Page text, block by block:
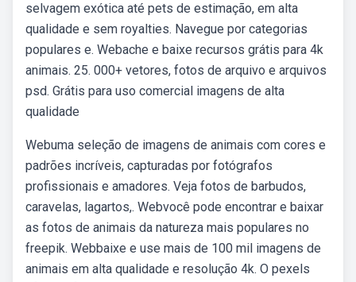
selvagem exótica até pets de estimação, em alta
qualidade e sem royalties. Navegue por categorias
populares e. Webache e baixe recursos grátis para 4k
animais. 25. 000+ vetores, fotos de arquivo e arquivos
psd. Grátis para uso comercial imagens de alta
qualidade
Webuma seleção de imagens de animais com cores e
padrões incríveis, capturadas por fotógrafos
profissionais e amadores. Veja fotos de barbudos,
caravelas, lagartos,. Webvocê pode encontrar e baixar
as fotos de animais da natureza mais populares no
freepik. Webbaixe e use mais de 100 mil imagens de
animais em alta qualidade e resolução 4k. O pexels